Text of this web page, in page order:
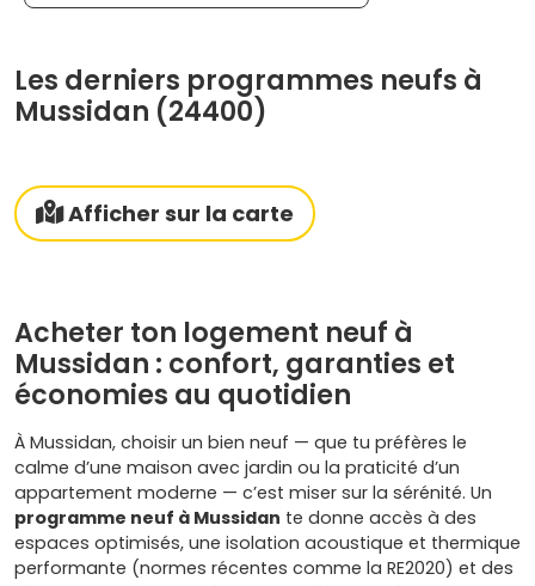
Les derniers programmes neufs à
Mussidan (24400)
Afficher sur la carte
Acheter ton logement neuf à
Mussidan : confort, garanties et
économies au quotidien
À Mussidan, choisir un bien neuf — que tu préfères le
calme d’une maison avec jardin ou la praticité d’un
appartement moderne — c’est miser sur la sérénité. Un
programme neuf à Mussidan te donne accès à des
espaces optimisés, une isolation acoustique et thermique
performante (normes récentes comme la RE2020) et des